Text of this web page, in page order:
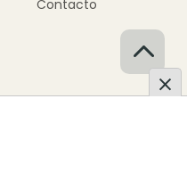
Contacto